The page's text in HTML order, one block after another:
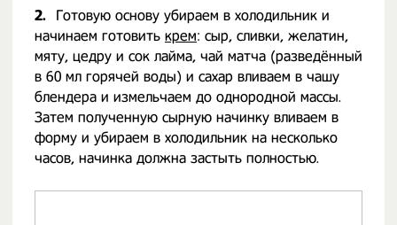
2.
Готовую основу убираем в холодильник и
начинаем готовить крем: сыр, сливки, желатин,
мяту, цедру и сок лайма, чай матча (разведённый
в 60 мл горячей воды) и сахар вливаем в чашу
блендера и измельчаем до однородной массы.
Затем полученную сырную начинку вливаем в
форму и убираем в холодильник на несколько
часов, начинка должна застыть полностью.